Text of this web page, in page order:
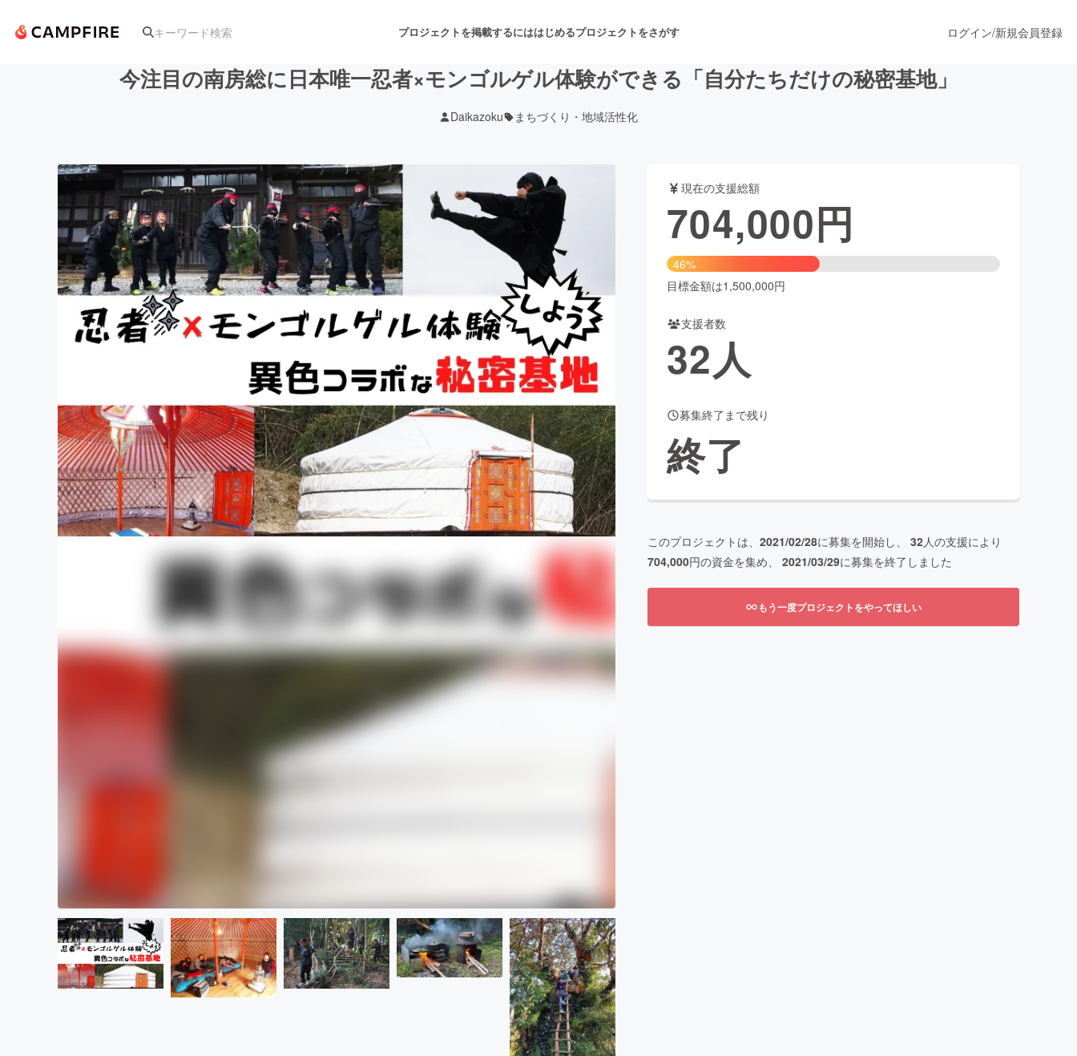
プロジェクトを掲載するにははじめるプロジェクトをさがす
アート・写真 音楽 舞台・パフォーマンス
テクノロジー・ガジェット ゲーム・サービス開発 ファッション
映像・映画 書籍・雑誌出版
ビジネス・起業 チャレンジ ビューティー・ヘルスケア
まちづくり・地域活性化
CAMPFIRE for Social GoodCAMPFIRE Creation
CAMPFIREふるさと納税machi-yaコミュニティ
ログイン/新規会員登録
今注目の南房総に日本唯一忍者×モンゴルゲル体験ができる「自分たちだけの秘密基地」
Daikazoku まちづくり・地域活性化
現在の支援総額
704,000円
46%
目標金額は1,500,000円
支援者数
32人
募集終了まで残り
終了
このプロジェクトは、 2021/02/28に募集を開始し、 32人の支援により
704,000円の資金を集め、 2021/03/29に募集を終了しました
もう一度プロジェクトをやってほしい